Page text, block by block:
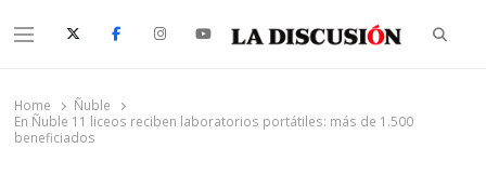
Menu
Home
Ñuble
En Ñuble 11 liceos reciben laboratorios portátiles: más de 1.500
beneficiados